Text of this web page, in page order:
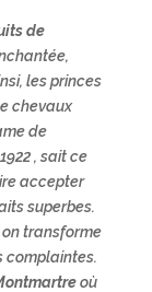
de
les princes
chevaux
de
, sait ce
accepter
superbes.
transforme
complaintes.
où